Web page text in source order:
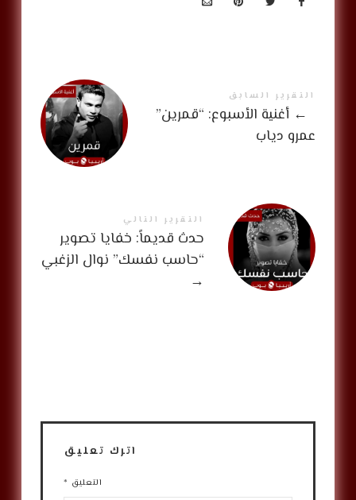
التقرير السابق
← أغنية الأسبوع: “قمرين”
عمرو دياب
التقرير التالي
حدث قديماً: خفايا تصوير
“حاسب نفسك” نوال الزغبي
→
اترك تعليق
التعليق *